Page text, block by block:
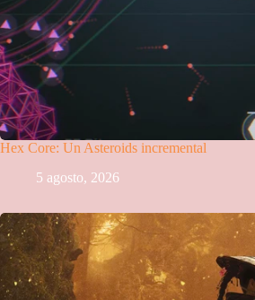
Hex Core: Un Asteroids incremental
5 agosto, 2026